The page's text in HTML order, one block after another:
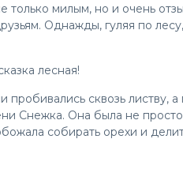
милым, но и очень
Однажды, гуляя по
лесная!
пробивались сквозь листву, а
Снежка. Она была не
собирать орехи и